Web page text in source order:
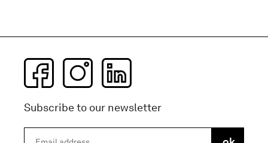
Subscribe to our newsletter